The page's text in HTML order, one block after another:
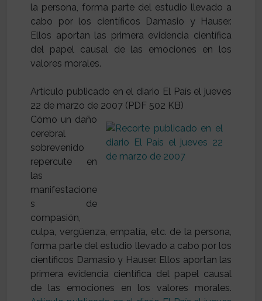
la persona, forma parte del estudio llevado a
cabo por los científicos Damasio y Hauser.
Ellos aportan las primera evidencia científica
del papel causal de las emociones en los
valores morales.
Artículo publicado en el diario El País el jueves
Cómo un daño
cerebral
sobrevenido
repercute en
las
manifestacione
s de
compasión,
culpa, vergüenza, empatía, etc. de la persona,
forma parte del estudio llevado a cabo por los
científicos Damasio y Hauser. Ellos aportan las
primera evidencia científica del papel causal
de las emociones en los valores morales.